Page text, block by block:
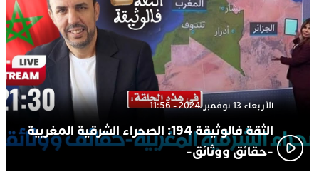
الأربعاء 13 نوفمبر 2024 - 11:56
الثقة فالوثيقة 194: الصحراء الشرقية المغربية
-حقائق ووثائق-